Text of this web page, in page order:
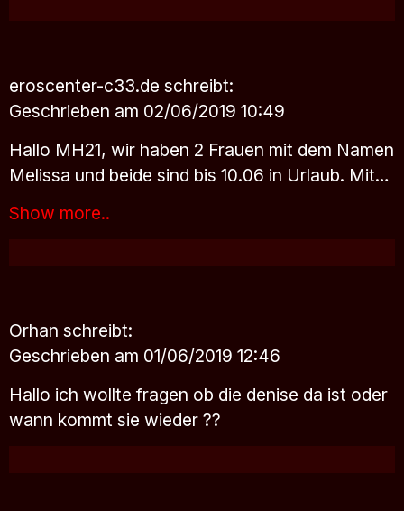
eroscenter-c33.de schreibt:
Geschrieben am 02/06/2019 10:49
Hallo MH21, wir haben 2 Frauen mit dem Namen
Melissa und beide sind bis 10.06 in Urlaub. Mit…
Show more..
Orhan schreibt:
Geschrieben am 01/06/2019 12:46
Hallo ich wollte fragen ob die denise da ist oder
wann kommt sie wieder ??